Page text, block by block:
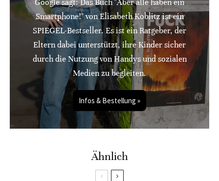
Google sagt: Das Buch "Aber alle haben ein
Smartphone!" von Elisabeth Koblitz ist ein
SPIEGEL-Bestseller. Es ist ein Ratgeber, der
Eltern dabei unterstützt, ihre Kinder sicher
durch die Nutzung von Handys und sozialen
Medien zu begleiten.
Infos & Bestellung »
Ähnlich